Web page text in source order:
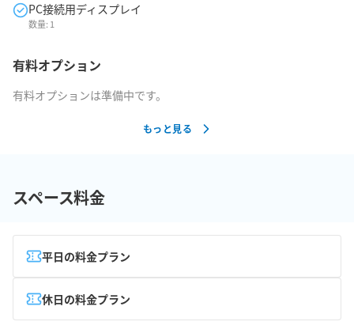
PC接続用ディスプレイ
数量: 1
有料オプション
有料オプションは準備中です。
もっと見る
スペース料金
平日の料金プラン
休日の料金プラン